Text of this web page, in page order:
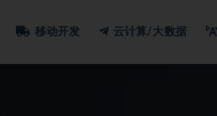
移动开发 云计算/大数据